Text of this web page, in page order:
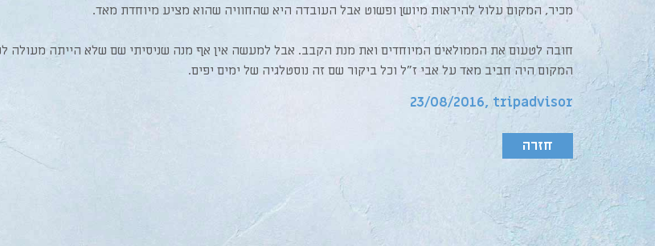
מכיר, המקום עלול להיראות מיושן ופשוט אבל העובדה היא שהחוויה שהוא מציע מיוחדת מאד.
חובה לטעום את הממולאים המיוחדים ואת מנת הקבב. אבל למעשה אין אף מנה שניסיתי שם שלא הייתה מעולה
המקום היה חביב מאד על אבי ז"ל וכל ביקור שם זה נוסטלגיה של ימים יפים.
tripadvisor
,23/08/2016
חזרה